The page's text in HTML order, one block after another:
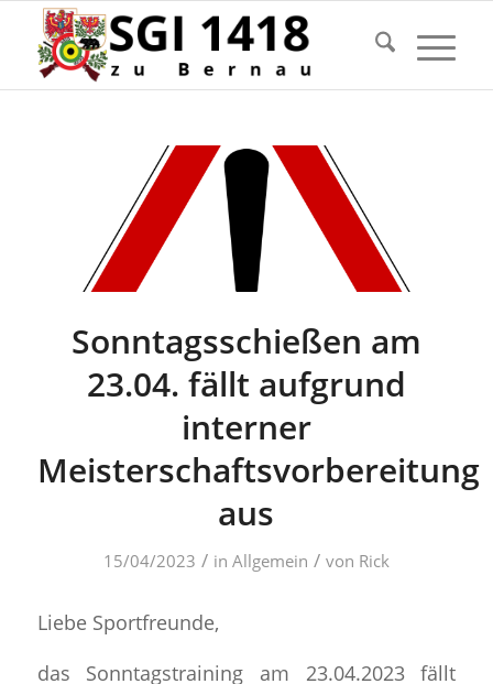
Sonntagsschießen am
23.04. fällt aufgrund
interner
Meisterschaftsvorbereitung
aus
15/04/2023 / in Allgemein / von Rick
Liebe Sportfreunde,
das Sonntagstraining am 23.04.2023 fällt